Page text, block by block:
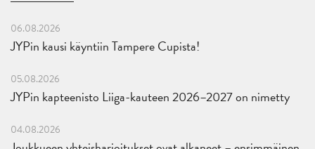
06.08.2026
JYPin kausi käyntiin Tampere Cupista!
05.08.2026
JYPin kapteenisto Liiga-kauteen 2026–2027 on nimetty
04.08.2026